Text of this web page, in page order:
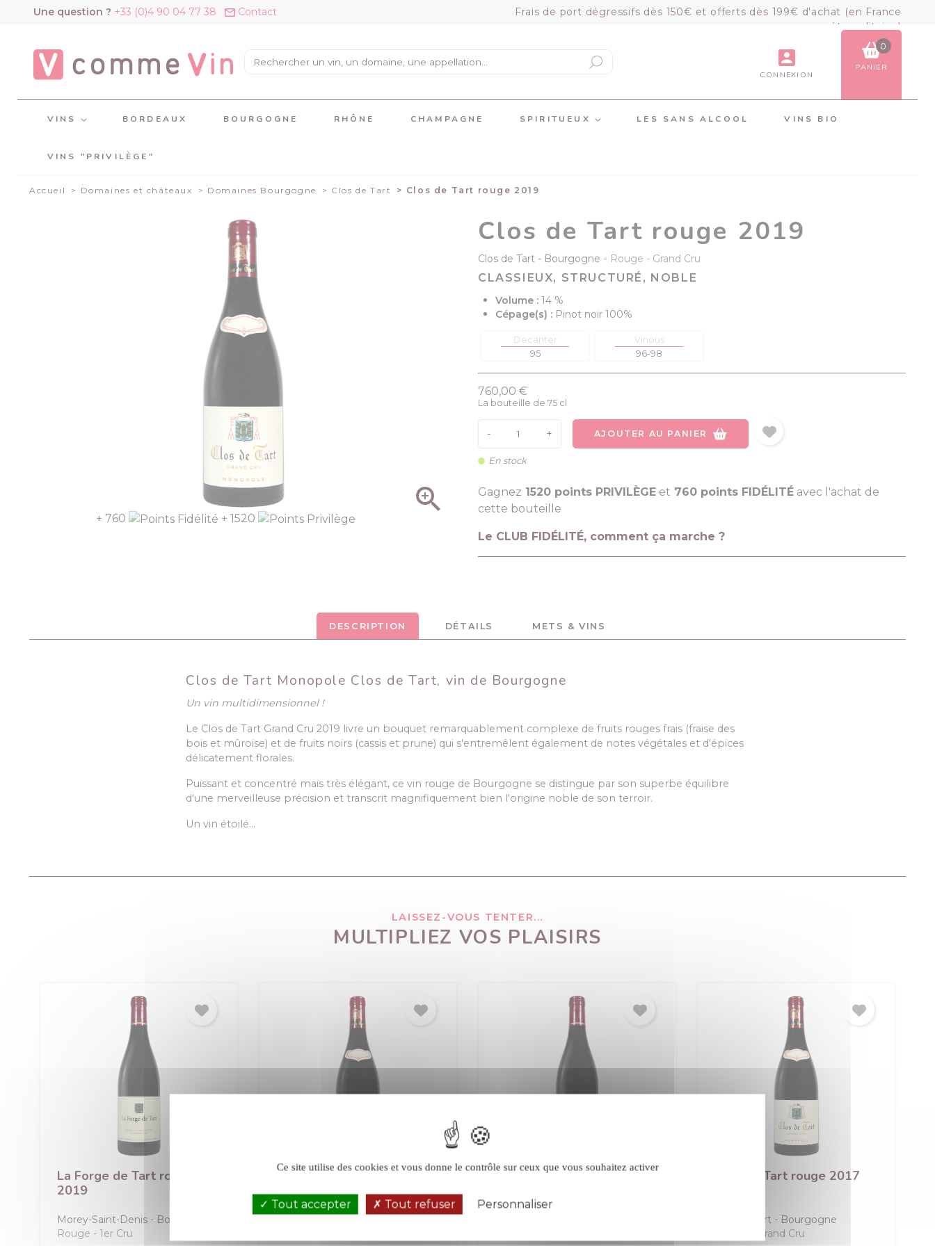
Une question ? +33 (0)4 90 04 77 38 Contact
Frais de port dégressifs dès 150€ et offerts dès 199€ d'achat (en France
métropolitaine)
CONNEXION
0
PANIER
VOIR LE PANIER COMMANDER
VINS BORDEAUX BOURGOGNE RHÔNE CHAMPAGNE SPIRITUEUX LES SANS ALCOOL VINS BIO
VINS "PRIVILÈGE"
Accueil Domaines et châteaux Domaines Bourgogne Clos de Tart Clos de Tart rouge 2019
+ 760 + 1520

Clos de Tart rouge 2019
Clos de Tart Bourgogne - Rouge Grand Cru
CLASSIEUX, STRUCTURÉ, NOBLE
Volume : 14 %
Cépage(s) : Pinot noir 100%
Decanter
95
Vinous
96-98
760,00 €
La bouteille de 75 cl
- + AJOUTER AU PANIER
En stock
Gagnez 1520 points PRIVILÈGE et 760 points FIDÉLITÉ avec l'achat de
cette bouteille
Le CLUB FIDÉLITÉ, comment ça marche ?
DESCRIPTION DÉTAILS METS & VINS
Clos de Tart Monopole Clos de Tart, vin de Bourgogne
Un vin multidimensionnel !
Le Clos de Tart Grand Cru 2019 livre un bouquet remarquablement complexe de fruits rouges frais (fraise des
bois et mûroise) et de fruits noirs (cassis et prune) qui s'entremêlent également de notes végétales et d'épices
délicatement florales.
Puissant et concentré mais très élégant, ce vin rouge de Bourgogne se distingue par son superbe équilibre
d'une merveilleuse précision et transcrit magnifiquement bien l'origine noble de son terroir.
Un vin étoilé…
LAISSEZ-VOUS TENTER...
MULTIPLIEZ VOS PLAISIRS
La Forge de Tart rouge
2019
Morey-Saint-Denis
Bourgogne
Rouge
1er Cru
Clos de Tart rouge 2018
La Forge de Tart rouge
Clos de Tart rouge 2017
Clos de Tart
Bourgogne
Grand Cru
Panneau de gestion des cookies
Ce site utilise des cookies et vous donne le contrôle sur ceux que vous souhaitez activer
Tout accepter Tout refuser Personnaliser